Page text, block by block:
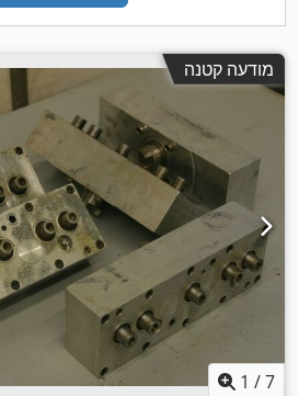
מודעה קטנה
1 /7